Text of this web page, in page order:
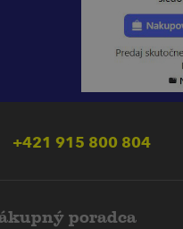
+421 915 800 804
poradca